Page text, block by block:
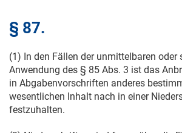
§ 87.
(1) In den Fällen der unmittelbaren oder
Anwendung des § 85 Abs. 3 ist das
in Abgabenvorschriften anderes
wesentlichen Inhalt nach in einer
festzuhalten.